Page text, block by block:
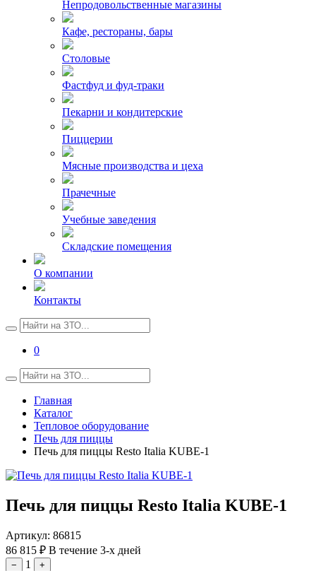
Непродовольственные магазины
Кафе, рестораны, бары
Столовые
Фастфуд и фуд-траки
Пекарни и кондитерские
Пиццерии
Мясные производства и цеха
Прачечные
Учебные заведения
Складские помещения
О компании
Контакты
0
Главная
Каталог
Тепловое оборудование
Печь для пиццы
Печь для пиццы Resto Italia KUBE-1
Печь для пиццы Resto Italia KUBE-1
Артикул: 86815
86 815 ₽ В течение 3-х дней
− 1
+